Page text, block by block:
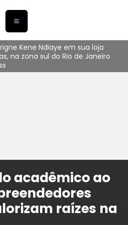
Kene Ndiaye em sua loja
na zona sul do Rio de Janeiro
acadêmico ao
raízes na